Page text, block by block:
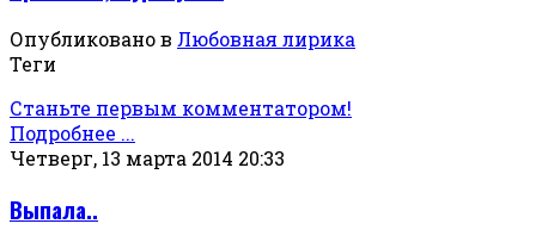
Опубликовано в Любовная лирика
Теги
Станьте первым комментатором!
Подробнее ...
Четверг, 13 марта 2014 20:33
Выпала..